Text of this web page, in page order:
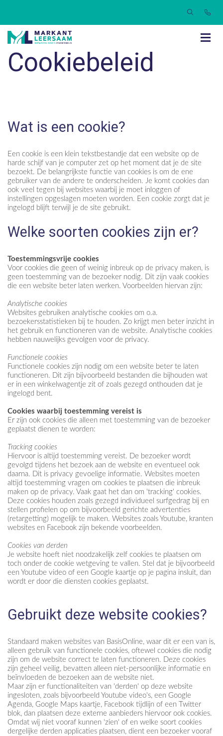
Cookiebeleid
Wat is een cookie?
Een cookie is een klein tekstbestandje dat een website op de
harde schijf van je computer zet op het moment dat je de site
bezoekt. De belangrijkste functie van cookies is om de ene
gebruiker van de andere te onderscheiden. Je komt cookies dan
ook veel tegen bij websites waarbij je moet inloggen of
instellingen opgeslagen moeten worden. Een cookie zorgt dat je
ingelogd blijft terwijl je de site gebruikt.
Welke soorten cookies zijn er?
Toestemmingsvrije cookies
Voor cookies die geen of weinig inbreuk op de privacy maken, is
geen toestemming van de bezoeker nodig. Dit zijn vaak cookies
die een website beter laten werken. Voorbeelden hiervan zijn:
Analytische cookies
Websites gebruiken analytische cookies om o.a.
bezoekersstatistieken bij te houden. Zo krijgt men beter inzicht in
het gebruik en functioneren van de website. Analytische cookies
hebben nauwelijks gevolgen voor de privacy.
Functionele cookies
Functionele cookies zijn nodig om een website beter te laten
functioneren. Dit zijn bijvoorbeeld bestanden die bijhouden wat
er in een winkelwagentje zit of zoals gezegd onthouden dat je
ingelogd bent.
Cookies waarbij toestemming vereist is
Er zijn ook cookies die alleen met toestemming van de bezoeker
geplaatst dienen te worden:
Tracking cookies
Hiervoor is altijd toestemming vereist. De bezoeker wordt
gevolgd tijdens het bezoek aan de website en eventueel ook
daarna. Dit is privacy gevoelige informatie. Websites moeten
altijd toestemming vragen om cookies te plaatsen die inbreuk
maken op de privacy. Vaak gaat het dan om 'tracking' cookies.
Deze cookies houden zoals gezegd individueel surfgedrag bij en
stellen profielen op om bijvoorbeeld gerichte advertenties
(retargetting) mogelijk te maken. Websites zoals Youtube, kranten
websites en Facebook zijn bekende voorbeelden.
Cookies van derden
Je website hoeft niet noodzakelijk zelf cookies te plaatsen om
toch onder de cookie wetgeving te vallen. Stel dat je bijvoorbeeld
een Youtube video of een Google kaartje op je pagina insluit, dan
wordt er door die diensten cookies geplaatst.
Gebruikt deze website cookies?
Standaard maken websites van BasisOnline, waar dit er een van is,
alleen gebruik van functionele cookies, oftewel cookies die nodig
zijn om de website correct te laten functioneren. Deze cookies
zijn geheel veilig, bevatten alleen niet-persoonlijke informatie en
beïnvloeden de bezoeken aan de website niet.
Maar zijn er functionaliteiten van 'derden' op deze website
ingesloten, zoals bijvoorbeeld Youtube video's, een Google
Agenda, Google Maps kaartje, Facebook tijdlijn of een Twitter
blok, dan plaatsen deze externe aanbieders hiervoor ook cookies.
Omdat wij niet vooraf kunnen 'zien' of en welke soort cookies
dergelijke derden applicaties plaatsen, dient een bezoeker vooraf